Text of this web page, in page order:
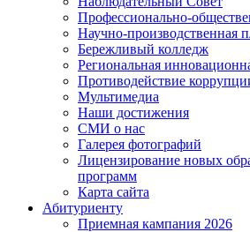
Профессионально-
Научно-производственная
Бережливый колледж
Региональная
Противодействие
Мультимедиа
Наши достижения
СМИ о нас
Галерея фотографий
Лицензирование новых
программ
Карта сайта
Абитуриенту
Приемная кампания 2026